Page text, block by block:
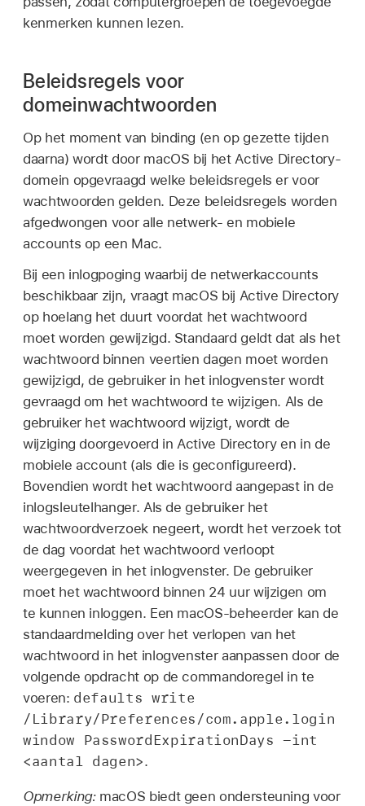
kenmerken kunnen lezen.
Beleidsregels voor
domeinwachtwoorden
Op het moment van binding (en op gezette tijden
daarna) wordt door macOS bij het Active Directory-
domein opgevraagd welke beleidsregels er voor
wachtwoorden gelden. Deze beleidsregels worden
afgedwongen voor alle netwerk- en mobiele
accounts op een Mac.
Bij een inlogpoging waarbij de netwerkaccounts
beschikbaar zijn, vraagt macOS bij Active Directory
op hoelang het duurt voordat het wachtwoord
moet worden gewijzigd. Standaard geldt dat als het
wachtwoord binnen veertien dagen moet worden
gewijzigd, de gebruiker in het inlogvenster wordt
gevraagd om het wachtwoord te wijzigen. Als de
gebruiker het wachtwoord wijzigt, wordt de
wijziging doorgevoerd in Active Directory en in de
mobiele account (als die is geconfigureerd).
Bovendien wordt het wachtwoord aangepast in de
inlogsleutelhanger. Als de gebruiker het
wachtwoordverzoek negeert, wordt het verzoek tot
de dag voordat het wachtwoord verloopt
weergegeven in het inlogvenster. De gebruiker
moet het wachtwoord binnen 24 uur wijzigen om
te kunnen inloggen. Een macOS-beheerder kan de
standaardmelding over het verlopen van het
wachtwoord in het inlogvenster aanpassen door de
volgende opdracht op de commandoregel in te
voeren: defaults write
/Library/Preferences/com.apple.login
window PasswordExpirationDays -int
<aantal dagen>.
Opmerking: macOS biedt geen ondersteuning voor